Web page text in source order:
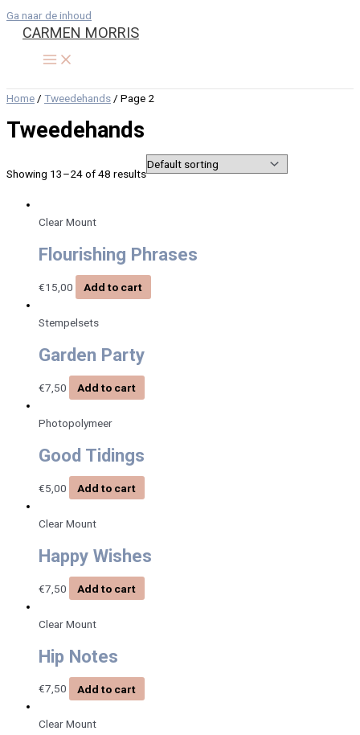
Ga naar de inhoud
CARMEN MORRIS
Home / Tweedehands / Page 2
Tweedehands
Showing 13–24 of 48 results
Clear Mount
Flourishing Phrases
€15,00 Add to cart
Stempelsets
Garden Party
€7,50 Add to cart
Photopolymeer
Good Tidings
€5,00 Add to cart
Clear Mount
Happy Wishes
€7,50 Add to cart
Clear Mount
Hip Notes
€7,50 Add to cart
Clear Mount